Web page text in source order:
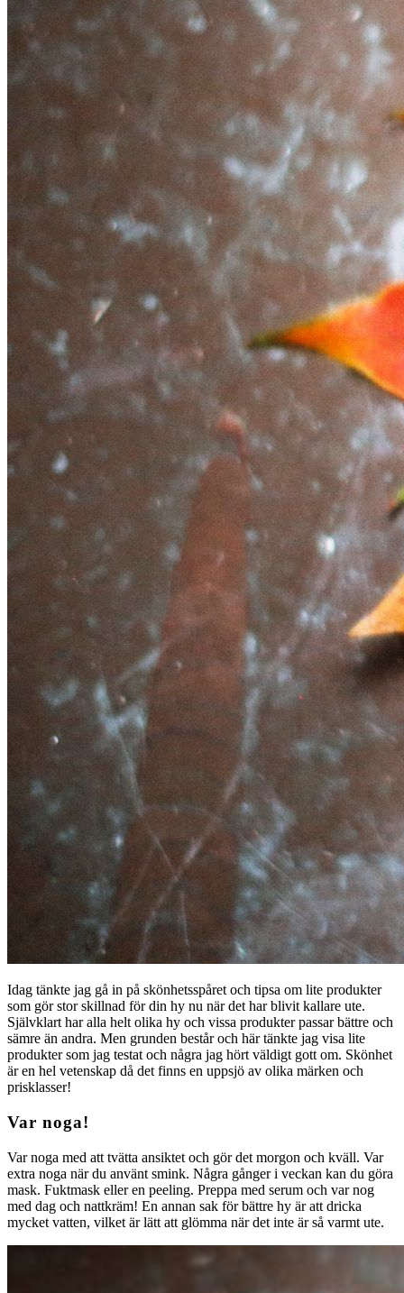
Idag tänkte jag gå in på skönhetsspåret och tipsa om lite produkter
som gör stor skillnad för din hy nu när det har blivit kallare ute.
Självklart har alla helt olika hy och vissa produkter passar bättre och
sämre än andra. Men grunden består och här tänkte jag visa lite
produkter som jag testat och några jag hört väldigt gott om. Skönhet
är en hel vetenskap då det finns en uppsjö av olika märken och
prisklasser!
Var noga!
Var noga med att tvätta ansiktet och gör det morgon och kväll. Var
extra noga när du använt smink. Några gånger i veckan kan du göra
mask. Fuktmask eller en peeling. Preppa med serum och var nog
med dag och nattkräm! En annan sak för bättre hy är att dricka
mycket vatten, vilket är lätt att glömma när det inte är så varmt ute.